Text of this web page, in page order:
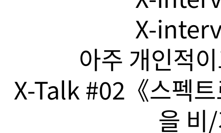
X-
아주 개인적
X-Talk #02《스펙
을 비